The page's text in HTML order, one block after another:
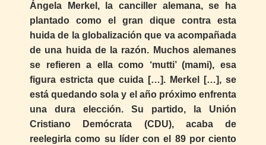
Ángela Merkel, la canciller alemana, se ha
plantado como el gran dique contra esta
huida de la globalización que va acompañada
de una huida de la razón. Muchos alemanes
se refieren a ella como ‘mutti’ (mami), esa
figura estricta que cuida […]. Merkel […], se
está quedando sola y el año próximo enfrenta
una dura elección. Su partido, la Unión
Cristiano Demócrata (CDU), acaba de
reelegirla como su líder con el 89 por ciento